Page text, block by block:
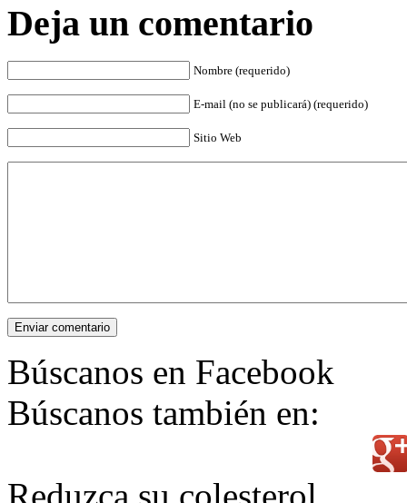
Deja un comentario
Nombre (requerido)
E-mail (no se publicará) (requerido)
Sitio Web
Enviar comentario
Búscanos en Facebook
Búscanos también en: